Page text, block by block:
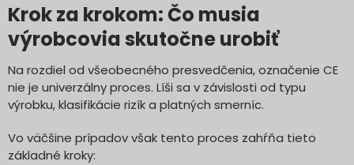
Krok za krokom: Čo musia
výrobcovia skutočne urobiť
Na rozdiel od všeobecného presvedčenia, označenie CE
nie je univerzálny proces. Líši sa v závislosti od typu
výrobku, klasifikácie rizík a platných smerníc.
Vo väčšine prípadov však tento proces zahŕňa tieto
základné kroky: